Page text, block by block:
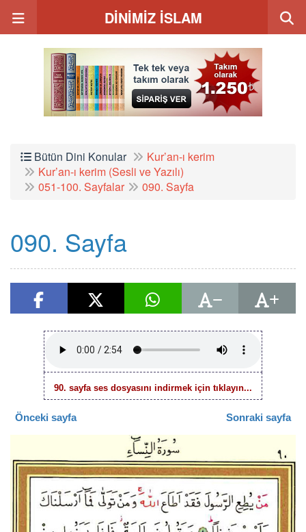
DİNİMİZ İSLAM
Bütün Dini Konular
Kur’an-ı kerim
Kur’an-ı kerim (Sesli ve Yazılı)
051-100. Sayfalar
090. Sayfa
090. Sayfa
90. sayfa ses dosyasını indirmek için tıklayın...
Önceki sayfa Sonraki sayfa